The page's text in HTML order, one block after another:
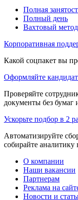
Полная
Полный день
Вахтовый метод
Корпоративная
Какой соцпакет вы
Оформляйте
Проверяйте
документы без бумаг
Ускорьте подбор в 2
Автоматизируйте
собирайте аналитику
О компании
Наши вакансии
Партнерам
Реклама на
Новости и